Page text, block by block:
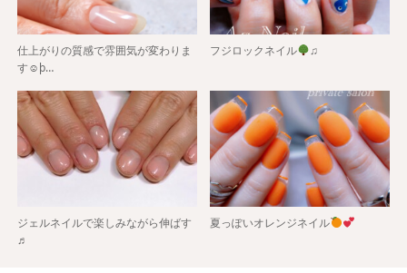
仕上がりの質感で雰囲気が変わりま
す☺þ…
フジロックネイル ♫
ジェルネイルで楽しみながら伸ばす
♬
夏っぽいオレンジネイル